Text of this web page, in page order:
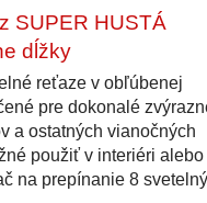
SUPER HUSTÁ
dĺžky
reťaze v obľúbenej
pre dokonalé
a ostatných vianočných
použiť v interiéri alebo
na prepínanie 8